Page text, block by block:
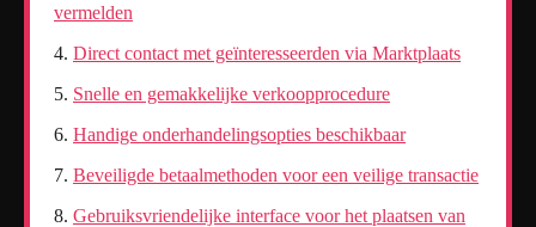
vermelden
Direct contact met geïnteresseerden via Marktplaats
Snelle en gemakkelijke verkoopprocedure
Handige onderhandelingsopties beschikbaar
Beveiligde betaalmethoden voor een veilige transactie
Gebruiksvriendelijke interface voor het plaatsen van